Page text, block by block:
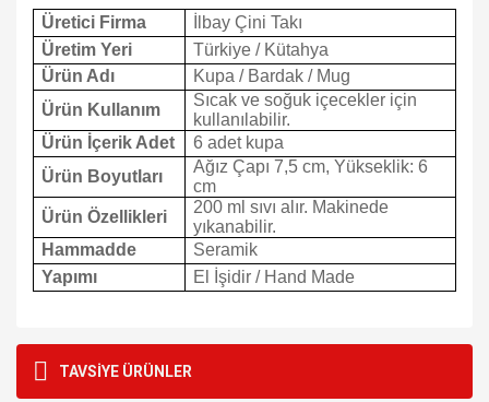
Üretici Firma
İlbay Çini Takı
Üretim Yeri
Türkiye / Kütahya
Ürün Adı
Kupa / Bardak / Mug
Ürün Kullanım
Sıcak ve soğuk içecekler için
kullanılabilir.
Ürün İçerik Adet
6 adet kupa
Ürün Boyutları
Ağız Çapı 7,5 cm, Yükseklik: 6
cm
Ürün Özellikleri
200 ml sıvı alır. Makinede
yıkanabilir.
Hammadde
Seramik
Yapımı
El İşidir / Hand Made
Bu ürüne ilk yorumu siz yapın!
kullanarak tarafımıza iletebilirsiniz.
TAVSİYE ÜRÜNLER